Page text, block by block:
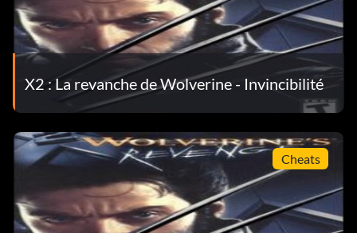
X2 : La revanche de Wolverine - Invincibilité
Cheats